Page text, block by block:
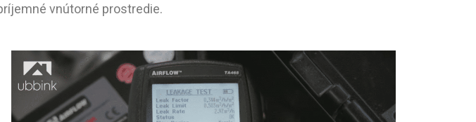
vnútorné prostredie.